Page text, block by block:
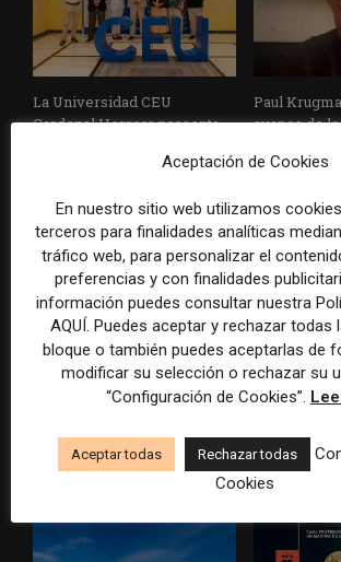
La Universidad CEU
Cardenal Herrera presenta
informar sobre el suicidio
Paul
avance de
medios y las
La Marea cierra 2025 con
superávit, pero su
euros
El Premio
reconoce
sobre el
la violencia
Aceptación de Cookies
En nuestro sitio web utilizamos
terceros para finalidades analíticas
tráfico web, para personalizar el
preferencias y con finalidades
información puedes consultar nuestra
AQUÍ. Puedes aceptar y rechazar todas
bloque o también puedes aceptarlas de
modificar su selección o rechazar su
“Configuración de Cookies”.
Aceptar todas Rechazar todas
Cookies